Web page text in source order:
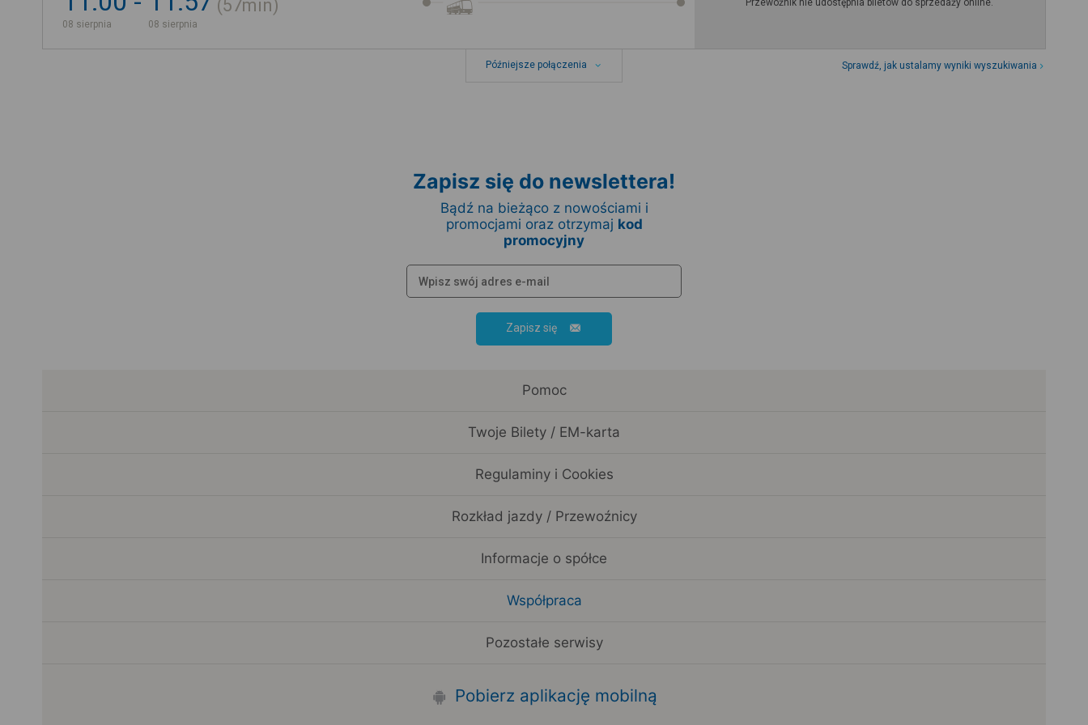
08 sierpnia 08 sierpnia
57min
Późniejsze połączenia Sprawdź, jak ustalamy wyniki wyszukiwania
Zapisz się do newslettera!
Bądź na bieżąco z nowościami i
promocjami oraz otrzymaj kod
promocyjny
Zapisz się
Pomoc
Twoje Bilety / EM-karta
Regulaminy i Cookies
Rozkład jazdy / Przewoźnicy
Informacje o spółce
Współpraca
Pozostałe serwisy
Pobierz aplikację mobilną